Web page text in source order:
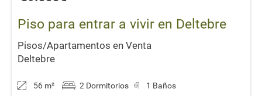
Piso para entrar a vivir en Deltebre
Pisos/Apartamentos en Venta
Deltebre
56 m² 2 Dormitorios 1 Baños